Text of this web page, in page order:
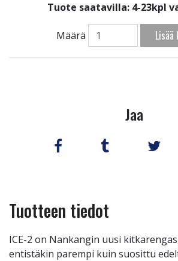
Tuote saatavilla: 4-23kpl
Määrä Lisää
Jaa
Tuotteen tiedot
ICE-2 on Nankangin uusi
entistäkin parempi kuin suosittu